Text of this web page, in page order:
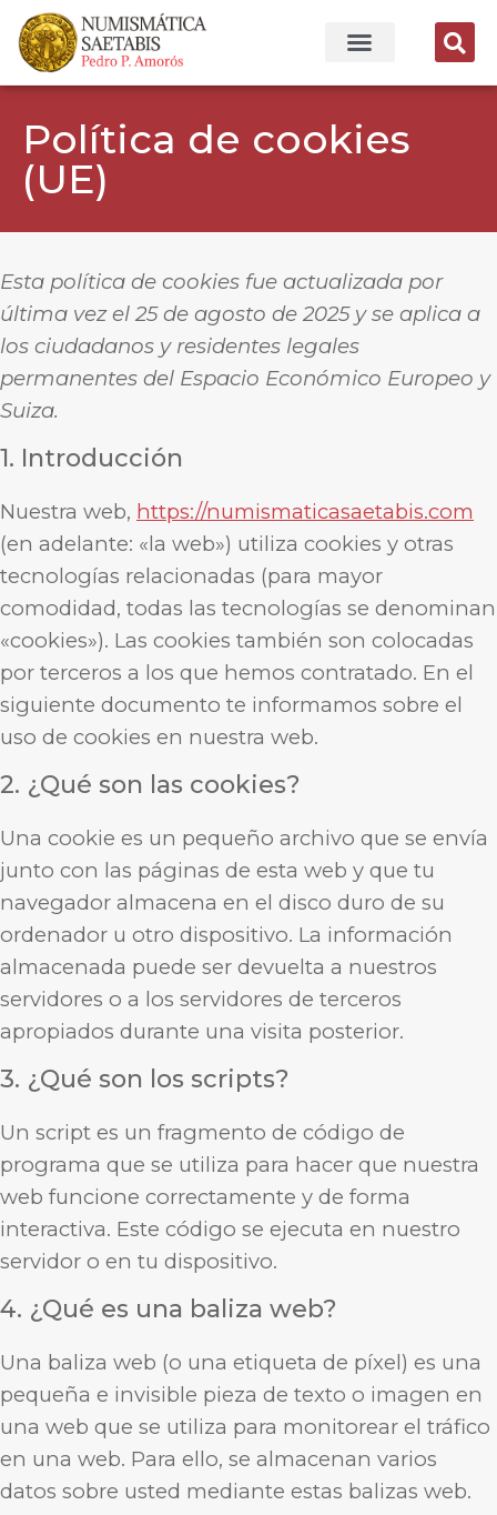
Política de cookies
(UE)
Esta política de cookies fue actualizada por
última vez el 25 de agosto de 2025 y se aplica a
los ciudadanos y residentes legales
permanentes del Espacio Económico Europeo y
Suiza.
1. Introducción
Nuestra web, https://numismaticasaetabis.com
(en adelante: «la web») utiliza cookies y otras
tecnologías relacionadas (para mayor
comodidad, todas las tecnologías se denominan
«cookies»). Las cookies también son colocadas
por terceros a los que hemos contratado. En el
siguiente documento te informamos sobre el
uso de cookies en nuestra web.
2. ¿Qué son las cookies?
Una cookie es un pequeño archivo que se envía
junto con las páginas de esta web y que tu
navegador almacena en el disco duro de su
ordenador u otro dispositivo. La información
almacenada puede ser devuelta a nuestros
servidores o a los servidores de terceros
apropiados durante una visita posterior.
3. ¿Qué son los scripts?
Un script es un fragmento de código de
programa que se utiliza para hacer que nuestra
web funcione correctamente y de forma
interactiva. Este código se ejecuta en nuestro
servidor o en tu dispositivo.
4. ¿Qué es una baliza web?
Una baliza web (o una etiqueta de píxel) es una
pequeña e invisible pieza de texto o imagen en
una web que se utiliza para monitorear el tráfico
en una web. Para ello, se almacenan varios
datos sobre usted mediante estas balizas web.